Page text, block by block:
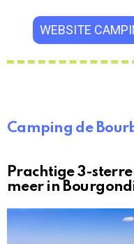
WEBSITE
Camping de
Prachtige 3-
meer in